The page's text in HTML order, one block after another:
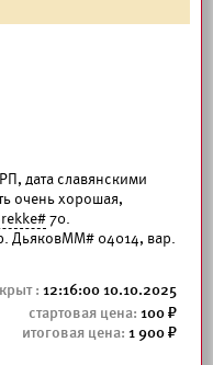
дата славянскими
очень хорошая,
70.
ДьяковММ# 04014, вар.
12:16:00 10.10.2025
100
1 900